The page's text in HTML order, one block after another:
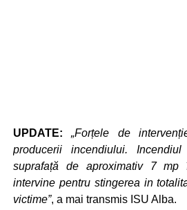
UPDATE:
„Forțele de
producerii incendiului.
suprafață de aproximativ 7
intervine pentru stingerea in
victime”, a mai transmis ISU Alba.